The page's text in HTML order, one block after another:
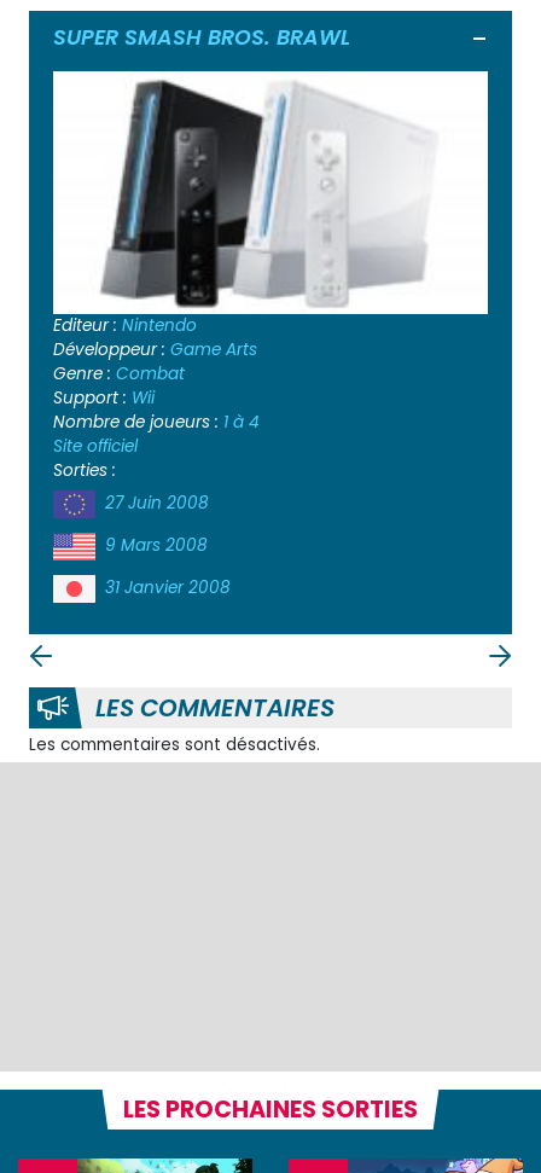
SUPER SMASH BROS. BRAWL
Editeur : Nintendo
Développeur : Game Arts
Genre : Combat
Support : Wii
Nombre de joueurs : 1 à 4
Site officiel
Sorties :
27 Juin 2008
9 Mars 2008
31 Janvier 2008
LES COMMENTAIRES
Les commentaires sont désactivés.
LES PROCHAINES SORTIES